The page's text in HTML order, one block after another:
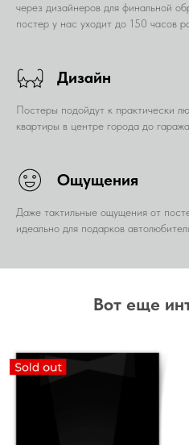
через дизайнеров для финальной
постер у нас уходит до 150 часов
Дизайн
Постеры подойдут к практически
квартиры в центре города до
Ощущения
Даже тактильные ощущения от
идеально для подарков
Вот еще